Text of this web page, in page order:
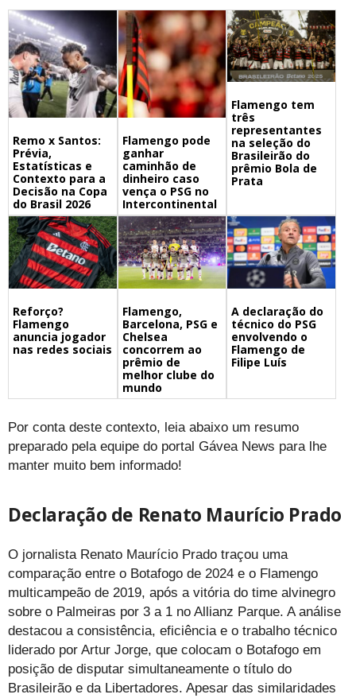
Remo x Santos:
Prévia,
Estatísticas e
Contexto para a
Decisão na Copa
do Brasil 2026
Flamengo pode
ganhar
caminhão de
dinheiro caso
vença o PSG no
Intercontinental
Flamengo tem
três
representantes
na seleção do
Brasileirão do
prêmio Bola de
Prata
Reforço?
Flamengo
anuncia jogador
nas redes sociais
Flamengo,
Barcelona, PSG e
Chelsea
concorrem ao
prêmio de
melhor clube do
mundo
A declaração do
técnico do PSG
envolvendo o
Flamengo de
Filipe Luís
Por conta deste contexto, leia abaixo um resumo
preparado pela equipe do portal Gávea News para lhe
manter muito bem informado!
Declaração de Renato Maurício Prado
O jornalista Renato Maurício Prado traçou uma
comparação entre o Botafogo de 2024 e o Flamengo
multicampeão de 2019, após a vitória do time alvinegro
sobre o Palmeiras por 3 a 1 no Allianz Parque. A análise
destacou a consistência, eficiência e o trabalho técnico
liderado por Artur Jorge, que colocam o Botafogo em
posição de disputar simultaneamente o título do
Brasileirão e da Libertadores. Apesar das similaridades